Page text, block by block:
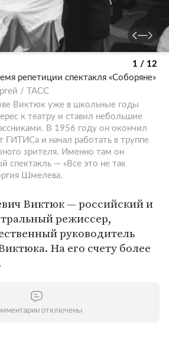
1 / 12
репетиции спектакля «Соборяне»
/ ТАСС
Виктюк уже в школьные годы
к театру и ставил небольшие
В 1956 году он окончил
ГИТИСа и начал работать в труппе
зрителя. Именно там он
спектакль — «Все это не так
Шмелева.
Виктюк — российский и
режиссер,
руководитель
На его счету более
отключены